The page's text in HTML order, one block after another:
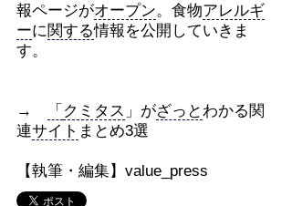
報ページがオープン。食物アレルギ
ーに関する情報を公開していきま
す。
→ 「 クミタス 」がざっとわかる関
連サイト まとめ3選
【執筆・編集】value_press